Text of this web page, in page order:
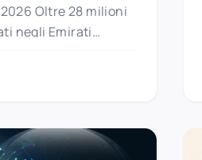
Oltre 28 milioni
negli Emirati…